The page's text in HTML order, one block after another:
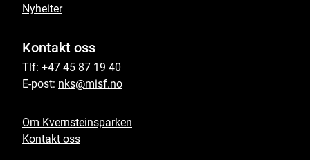
Nyheiter
Kontakt oss
Tlf: +47 45 87 19 40
E-post: nks@misf.no
Om Kvernsteinsparken
Kontakt oss